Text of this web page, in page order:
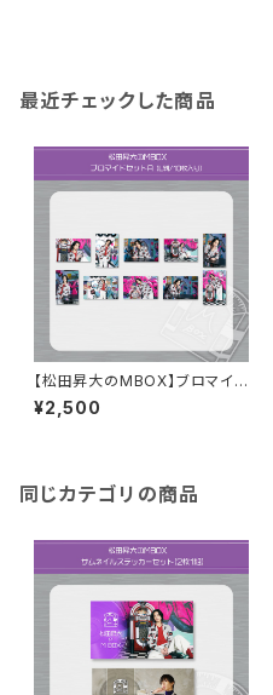
最近チェックした商品
【松田昇大のMBOX】ブロマイド
セットA
¥2,500
同じカテゴリの商品